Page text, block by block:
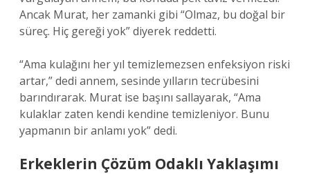
Ancak Murat, her zamanki gibi “Olmaz, bu doğal bir
süreç. Hiç gereği yok” diyerek reddetti.
“Ama kulağını her yıl temizlemezsen enfeksiyon riski
artar,” dedi annem, sesinde yılların tecrübesini
barındırarak. Murat ise başını sallayarak, “Ama
kulaklar zaten kendi kendine temizleniyor. Bunu
yapmanın bir anlamı yok” dedi.
Erkeklerin Çözüm Odaklı Yaklaşımı